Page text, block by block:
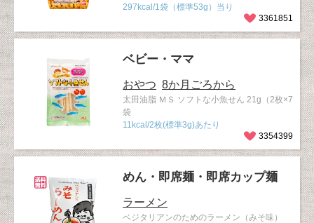
297kcal/1袋（標準53g）当り
3361851
ベビー・ママ
おやつ 8か月ごろから
太田油脂 ＭＳ ソフトな小魚せん 21g（2枚×7
袋
11kcal/2枚(標準3g)あたり
3354399
めん・即席麺・即席カップ麺
ラーメン
ベジタリアンのためのラーメン（みそ味）